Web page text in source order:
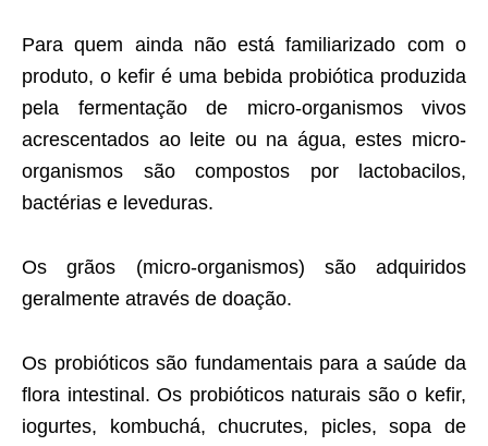
Para quem ainda não está familiarizado com o
produto, o kefir é uma bebida probiótica produzida
pela fermentação de micro-organismos vivos
acrescentados ao leite ou na água, estes micro-
organismos são compostos por lactobacilos,
bactérias e leveduras.
Os grãos (micro-organismos) são adquiridos
geralmente através de doação.
Os probióticos são fundamentais para a saúde da
flora intestinal. Os probióticos naturais são o kefir,
iogurtes, kombuchá, chucrutes, picles, sopa de